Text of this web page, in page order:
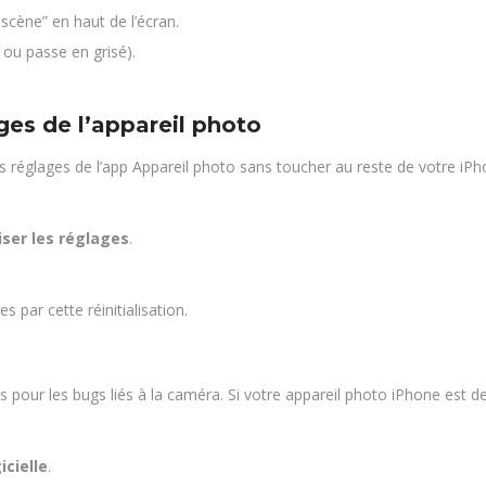
en haut de l’écran.
passe en grisé).
de l’appareil photo
de l’app Appareil photo sans toucher au reste de votre
les réglages.
par cette réinitialisation.
les bugs liés à la caméra. Si votre appareil photo iPhone est
.